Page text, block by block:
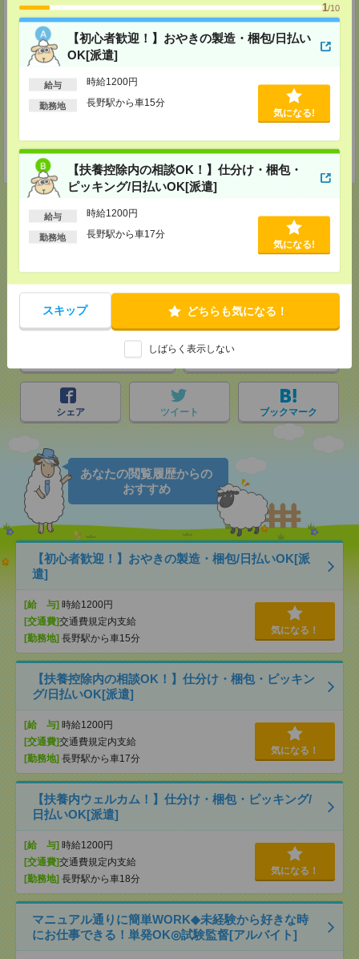
1/10
【初心者歓迎！】おやきの製造・梱包/日払い
OK[派遣]
給与 時給1200円
勤務地
長野駅から車15分
気になる!
【扶養控除内の相談OK！】仕分け・梱包・
ピッキング/日払いOK[派遣]
給与 時給1200円
勤務地
長野駅から車17分
気になる!
スキップ どちらも気になる！
しばらく表示しない
TEL：0120-941-687
MAIL：tenshoku@nikken-ts.jp
担当：採用担当
メディカルケア事業部 松本オフィス
長野県松本市中央一丁目8番11号 セントラル松本中央ビル401号室
TEL：0120-936-218
MAIL：tenshoku@nikken-ts.jp
担当：採用担当
★今ならご来社登録でQUOカード2000円分をプレゼント中★
気になる！
で送る
シェア ツイート ブックマーク
あなたの閲覧履歴からの
おすすめ
【初心者歓迎！】おやきの製造・梱包/日払いOK[派
遣]
[給 与] 時給1200円
[交通費]交通費規定内支給
[勤務地] 長野駅から車15分
気になる！
【扶養控除内の相談OK！】仕分け・梱包・ピッキン
グ/日払いOK[派遣]
[給 与] 時給1200円
[交通費]交通費規定内支給
[勤務地] 長野駅から車17分
気になる！
【扶養内ウェルカム！】仕分け・梱包・ピッキング/
日払いOK[派遣]
[給 与] 時給1200円
[交通費]交通費規定内支給
[勤務地] 長野駅から車18分
気になる！
マニュアル通りに簡単WORK◆未経験から好きな時
にお仕事できる！単発OK◎試験監督[アルバイト]